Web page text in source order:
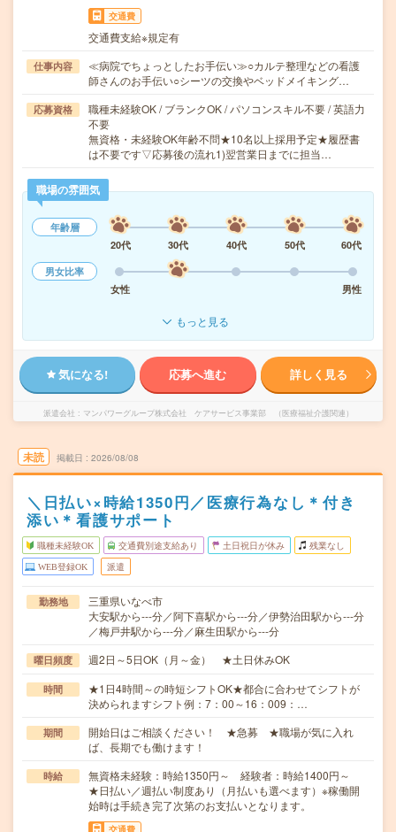
交通費
交通費支給※規定有
仕事内容
≪病院でちょっとしたお手伝い≫○カルテ整理などの看護
師さんのお手伝い○シーツの交換やベッドメイキング…
応募資格
職種未経験OK / ブランクOK / パソコンスキル不要 / 英語力
不要
無資格・未経験OK年齢不問★10名以上採用予定★履歴書
は不要です▽応募後の流れ1)翌営業日までに担当…
職場の雰囲気
年齢層
20代
30代 40代 50代
60代
男女比率
女性
男性
もっと見る
気になる! 応募へ進む 詳しく見る
派遣会社 マンパワーグループ株式会社 ケアサービス事業部 （医療福祉介護関連）
未読 掲載日 2026/08/08
＼日払い×時給1350円／医療行為なし＊付き
添い＊看護サポート
職種未経験OK 交通費別途支給あり 土日祝日が休み 残業なし
WEB登録OK 派遣
勤務地
三重県いなべ市
大安駅から---分／阿下喜駅から---分／伊勢治田駅から---分
／梅戸井駅から---分／麻生田駅から---分
曜日頻度 週2日～5日OK（月～金） ★土日休みOK
時間
★1日4時間～の時短シフトOK★都合に合わせてシフトが
決められますシフト例：7：00～16：009：…
期間
開始日はご相談ください！ ★急募 ★職場が気に入れ
ば、長期でも働けます！
時給
無資格未経験：時給1350円～ 経験者：時給1400円～
★日払い／週払い制度あり（月払いも選べます）※稼働開
始時は手続き完了次第のお支払いとなります。
交通費